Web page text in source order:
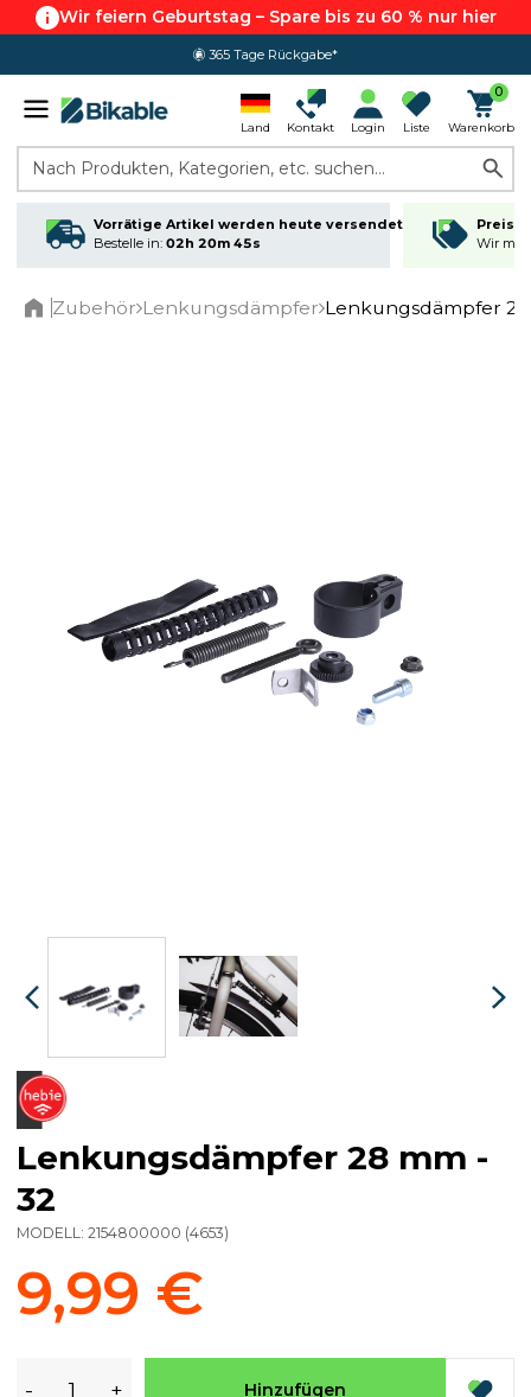
Wir feiern Geburtstag – Spare bis zu 60 % nur hier
365 Tage Rückgabe*
Land Kontakt Login Liste
0
Warenkorb
Nach Produkten, Kategorien, etc. suchen...
Vorrätige Artikel werden heute versendet
Bestelle in: 02h 20m 45s
Wir
Zubehör Lenkungsdämpfer Lenkungsdämpfer 28
Lenkungsdämpfer 28 mm -
32
MODELL: 2154800000 (4653)
9,99 €
- + Hinzufügen